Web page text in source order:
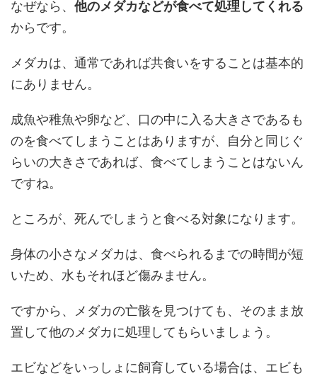
なぜなら、 他のメダカなどが食べて処理してくれる
からです。
メダカは、通常であれば共食いをすることは基本的
にありません。
成魚や稚魚や卵など、口の中に入る大きさであるも
のを食べてしまうことはありますが、自分と同じぐ
らいの大きさであれば、食べてしまうことはないん
ですね。
ところが、死んでしまうと食べる対象になります。
身体の小さなメダカは、食べられるまでの時間が短
いため、水もそれほど傷みません。
ですから、メダカの亡骸を見つけても、そのまま放
置して他のメダカに処理してもらいましょう。
エビなどをいっしょに飼育している場合は、エビも